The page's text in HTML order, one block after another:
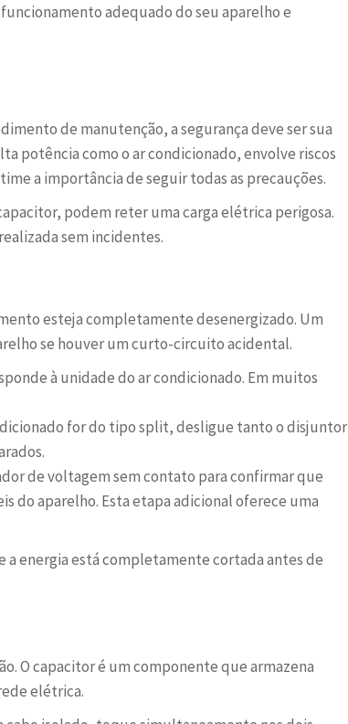
adequado do seu aparelho e
de manutenção, a segurança deve ser sua
potência como o ar condicionado, envolve riscos
a importância de seguir todas as precauções.
podem reter uma carga elétrica perigosa.
sem incidentes.
esteja completamente desenergizado. Um
se houver um curto-circuito acidental.
à unidade do ar condicionado. Em muitos
for do tipo split, desligue tanto o disjuntor
de voltagem sem contato para confirmar que
do aparelho. Esta etapa adicional oferece uma
a energia está completamente cortada antes de
O capacitor é um componente que armazena
elétrica.